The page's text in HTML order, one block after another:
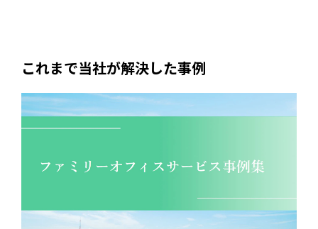
これまで当社が解決した事例